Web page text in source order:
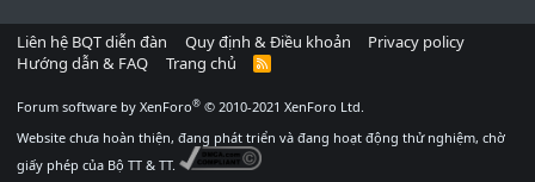
Liên hệ BQT diễn đàn Quy định & Điều khoản
Privacy policy
Hướng dẫn & FAQ
Trang chủ
R
Forum software by XenForo® © 2010-2021 XenForo Ltd.
Website chưa hoàn thiện, đang phát triển và đang hoạt động thử nghiệm, chờ
giấy phép của Bộ TT & TT.